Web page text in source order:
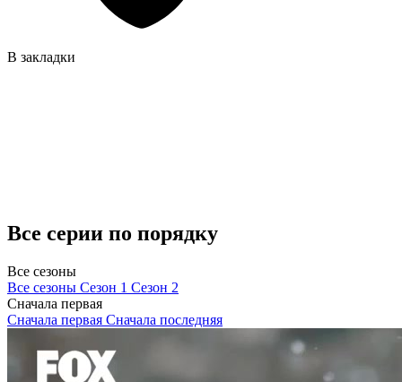
В закладки
Все серии по порядку
Все сезоны
Все сезоны Сезон 1 Сезон 2
Сначала первая
Сначала первая Сначала последняя